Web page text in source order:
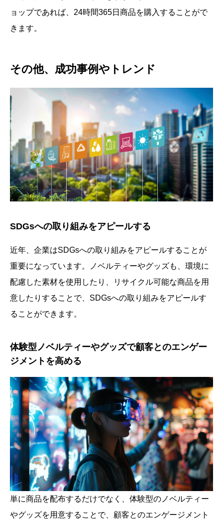
ョップであれば、24時間365日商品を購入することがで
きます。
その他、成功事例やトレンド
SDGsへの取り組みをアピールする
近年、企業はSDGsへの取り組みをアピールすることが
重要になっています。ノベルティーやグッズも、環境に
配慮した素材を使用したり、リサイクル可能な商品を用
意したりすることで、SDGsへの取り組みをアピールす
ることができます。
体験型ノベルティーやグッズで顧客とのエンゲー
ジメントを高める
単に商品を配布するだけでなく、体験型のノベルティー
やグッズを用意することで、顧客とのエンゲージメント